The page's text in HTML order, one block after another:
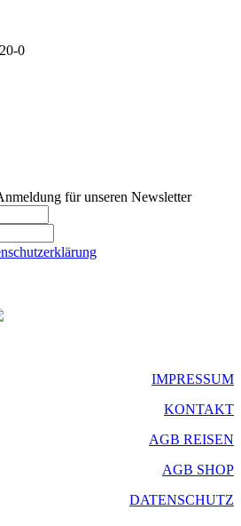
0
für unseren Newsletter
IMPRESSUM
KONTAKT
AGB REISEN
AGB SHOP
DATENSCHUTZ